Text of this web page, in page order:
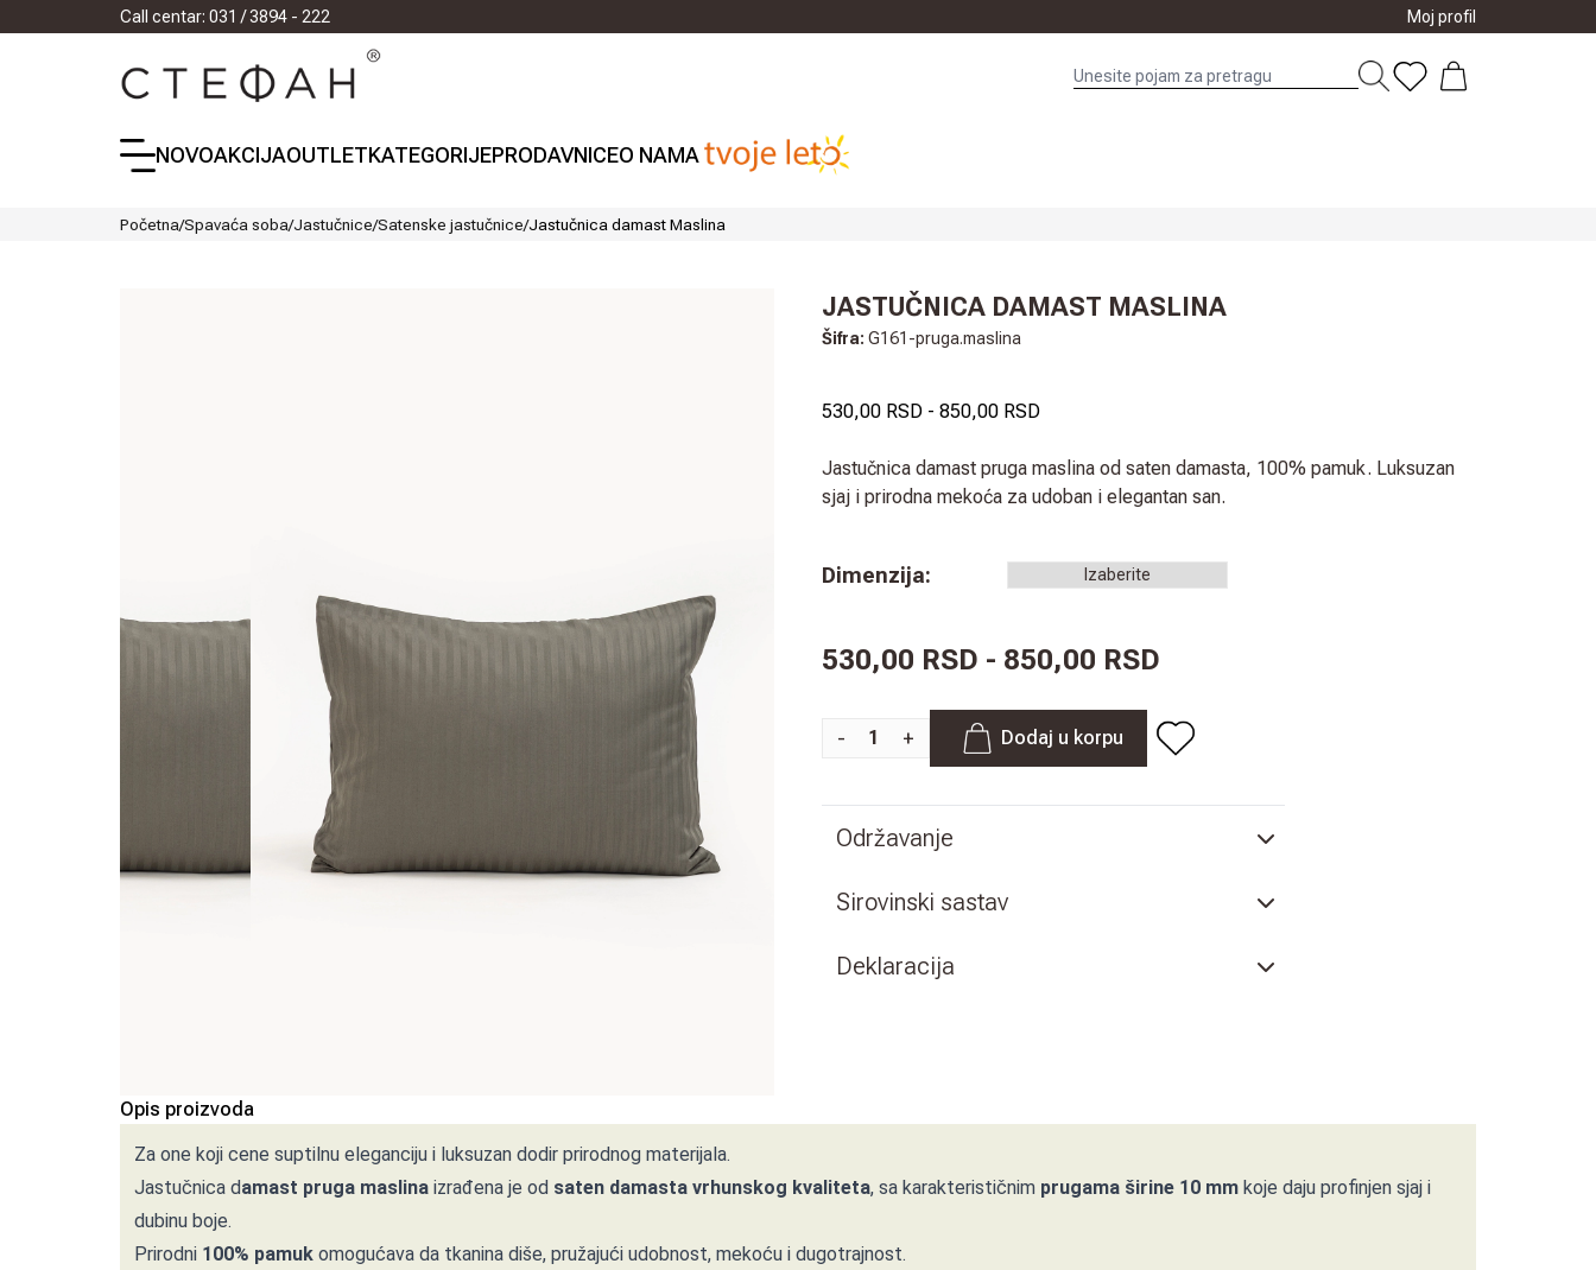
Call centar: 031 / 3894 - 222 Moj profil
NOVOAKCIJAOUTLETKATEGORIJEPRODAVNICEO NAMA
Početna/Spavaća soba/Jastučnice/Satenske jastučnice/Jastučnica damast Maslina
JASTUČNICA DAMAST MASLINA
Šifra: G161-pruga.maslina
530,00 RSD- 850,00 RSD
Jastučnica damast pruga maslina od saten damasta, 100% pamuk. Luksuzan
sjaj i prirodna mekoća za udoban i elegantan san.
Dimenzija:
530,00 RSD - 850,00 RSD
- + Dodaj u korpu
Održavanje
Sirovinski sastav
Deklaracija
Opis proizvoda
Za one koji cene suptilnu eleganciju i luksuzan dodir prirodnog materijala.
Jastučnica damast pruga maslinaizrađena je od saten damasta vrhunskog kvaliteta, sa karakterističnim prugama širine 10 mmkoje daju profinjen sjaj i
dubinu boje.
Prirodni 100% pamukomogućava da tkanina diše, pružajući udobnost, mekoću i dugotrajnost.